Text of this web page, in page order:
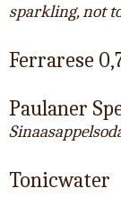
sparkling, not
Ferrarese
Paulaner
Tonicwater